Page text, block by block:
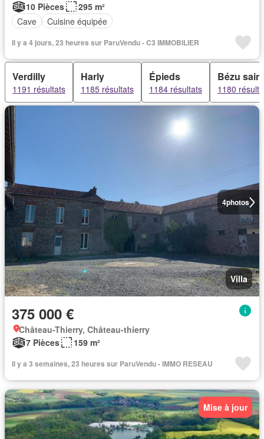
10 Pièces
295 m²
Cave
Cuisine équipée
Il y a 4 jours, 23 heures sur ParuVendu - C3 IMMOBILIER
Verdilly
1191 résultats
Harly
1185 résultats
Épieds
1184 résultats
Bézu
1180
4photos
Villa
375 000 €
Château-Thierry, Château-thierry
7 Pièces
159 m²
Il y a 3 semaines, 23 heures sur ParuVendu - IMMO RESEAU
Mise à jour